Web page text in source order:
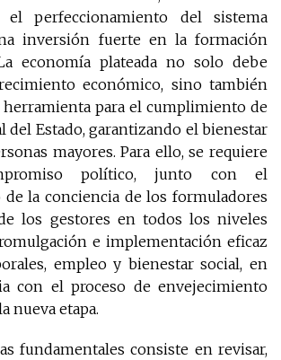
el perfeccionamiento del sistema
inversión fuerte en la formación
economía plateada no solo debe
económico, sino también
para el cumplimiento de
del Estado, garantizando el bienestar
mayores. Para ello, se requiere
político, junto con el
la conciencia de los formuladores
los gestores en todos los niveles
e implementación eficaz
empleo y bienestar social, en
con el proceso de envejecimiento
nueva etapa.
fundamentales consiste en revisar,